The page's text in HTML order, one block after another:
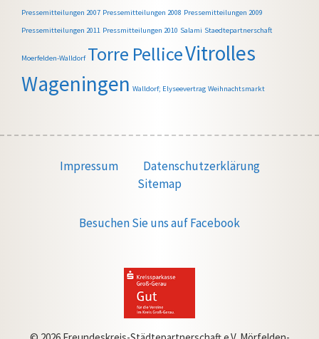
Pressemitteilungen 2007 Pressemitteilungen 2008 Pressemitteilungen 2009
Pressemitteilungen 2011 Pressmitteilungen 2010 Salami Staedtepartnerschaft
Moerfelden-Walldorf Torre PelliceVitrolles
Wageningen Walldorf; Elyseevertrag Weihnachtsmarkt
Impressum
Datenschutzerklärung
Sitemap
Besuchen Sie uns auf Facebook